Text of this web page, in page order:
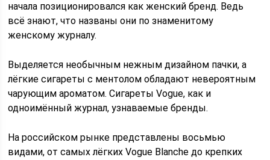
начала позиционировался как женский бренд. Ведь
всё знают, что названы они по знаменитому
женскому журналу.
Выделяется необычным нежным дизайном пачки, а
лёгкие сигареты с ментолом обладают невероятным
чарующим ароматом. Сигареты Vogue, как и
одноимённый журнал, узнаваемые бренды.
На российском рынке представлены восьмью
видами, от самых лёгких Vogue Blanche до крепких